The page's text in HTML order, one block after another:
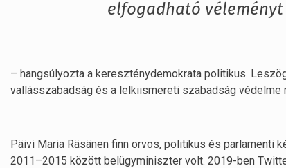
elfogadható
– hangsúlyozta a kereszténydemokrata politikus.
vallásszabadság és a lelkiismereti szabadság védelme
Päivi Maria Räsänen finn orvos, politikus és parlamenti
2011–2015 között belügyminiszter volt. 2019-ben